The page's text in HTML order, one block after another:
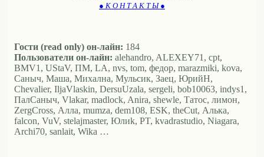
● К О Н Т А К Т Ы ●
Гости (read only) он-лайн: 184
Пользователи он-лайн: alehandro, ALEXEY71, cpt,
BMV1, UStaV, ПМ, LA, nvs, tom, федор, marazmiki, kova,
Саныч, Маша, Михална, Мульсик, Заец, ЮрийН,
Chevalier, IljaVlaskin, DersuUzala, sergeli, bob10063, indys1,
ПалСаныч, Vlakar, madlock, Anira, shewle, Татос, лимон,
ZergCross, Алла, mumza, dem108, ESK, theCut, Алька,
falcon, VuV, stelajmaster, Юлиk, PT, kvadrastudio, Niagara,
Archi70, sanlait, Wika …